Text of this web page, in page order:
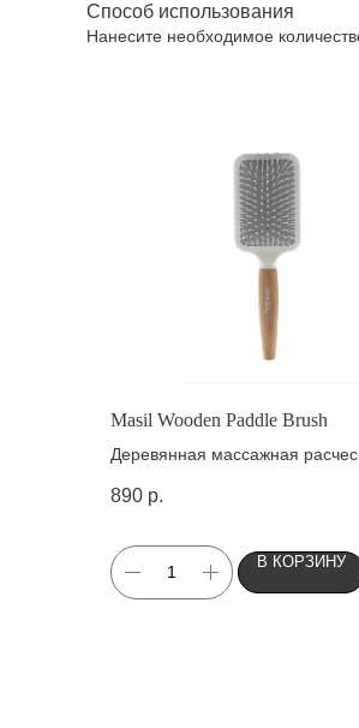
Способ использования
Нанесите необходимое
Masil Wooden Paddle Brush
Деревянная массажная
890 р.
В КОРЗИНУ